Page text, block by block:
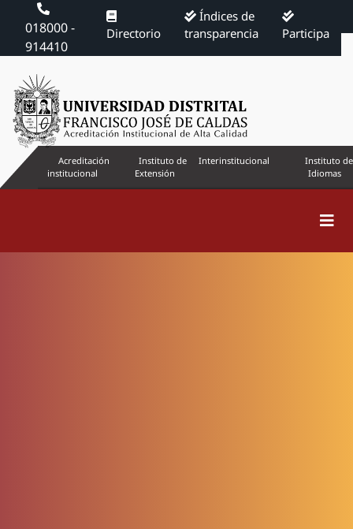
018000 -
914410
Directorio
Índices de
transparencia
Participa
Acreditación
institucional
Instituto de
Extensión
Interinstitucional
Instituto de
Idiomas